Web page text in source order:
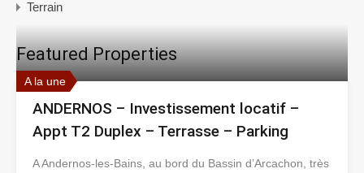
Terrain
Featured Properties
A la une
ANDERNOS – Investissement locatif –
Appt T2 Duplex – Terrasse – Parking
A Andernos-les-Bains, au bord du Bassin d’Arcachon, très